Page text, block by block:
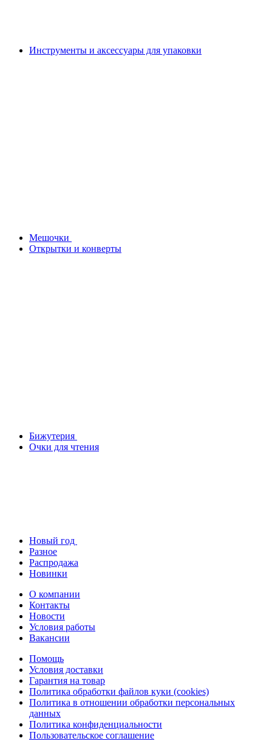
Инструменты и аксессуары для упаковки
Мешочки
Открытки и конверты
Бижутерия
Очки для чтения
Новый год
Разное
Распродажа
Новинки
О компании
Контакты
Новости
Условия работы
Вакансии
Помощь
Условия доставки
Гарантия на товар
Политика обработки файлов куки (cookies)
Политика в отношении обработки персональных
данных
Политика конфиденциальности
Пользовательское соглашение